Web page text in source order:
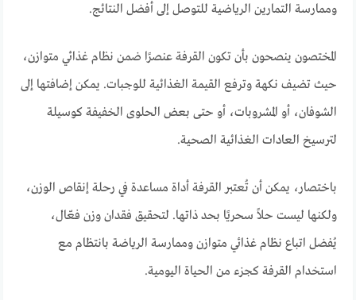
وممارسة التمارين الرياضية للتوصل إلى أفضل النتائج.
المختصون ينصحون بأن تكون القرفة عنصرًا ضمن نظام غذائي متوازن،
حيث تضيف نكهة وترفع القيمة الغذائية للوجبات. يمكن إضافتها إلى
الشوفان، أو المشروبات، أو حتى بعض الحلوى الخفيفة كوسيلة
لترسيخ العادات الغذائية الصحية.
باختصار، يمكن أن تُعتبر القرفة أداة مساعدة في رحلة إنقاص الوزن،
ولكنها ليست حلاً سحريًا بحد ذاتها. لتحقيق فقدان وزن فعّال،
يُفضل اتباع نظام غذائي متوازن وممارسة الرياضة بانتظام مع
استخدام القرفة كجزء من الحياة اليومية.